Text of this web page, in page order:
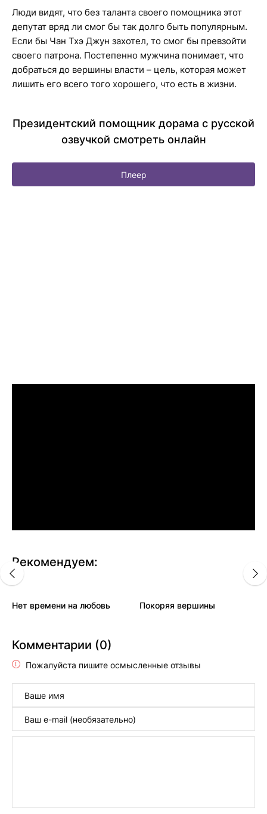
Люди видят, что без таланта своего помощника этот
депутат вряд ли смог бы так долго быть популярным.
Если бы Чан Тхэ Джун захотел, то смог бы превзойти
своего патрона. Постепенно мужчина понимает, что
добраться до вершины власти – цель, которая может
лишить его всего того хорошего, что есть в жизни.
Президентский помощник дорама с русской
озвучкой смотреть онлайн
Плеер
Рекомендуем:
Нет времени на любовь Покоряя вершины
Комментарии (0)
Пожалуйста пишите осмысленные отзывы